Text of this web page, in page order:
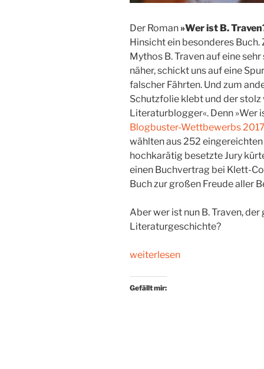
Der Roman »Wer ist B.
Hinsicht ein besonderes
Mythos B. Traven auf eine
näher, schickt uns auf eine
falscher Fährten. Und zum
Schutzfolie klebt und der
Literaturblogger«. Denn »Wer
Blogbuster-Wettbewerbs 2017
wählten aus 252
hochkarätig besetzte Jury
einen Buchvertrag bei Klett-
Buch zur großen Freude aller
Aber wer ist nun B. Traven,
Literaturgeschichte?
„Hommage
B.
weiterlesen
Gefällt mir: